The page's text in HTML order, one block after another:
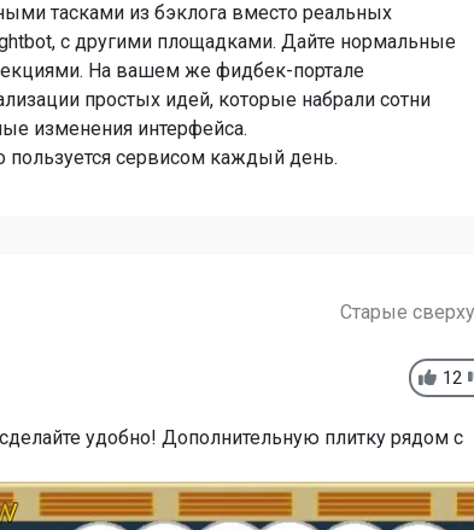
тасками из бэклога вместо реальных
с другими площадками. Дайте нормальные
На вашем же фидбек-портале
простых идей, которые набрали сотни
изменения интерфейса.
пользуется сервисом каждый день.
Старые
12
удобно! Дополнительную плитку рядом с